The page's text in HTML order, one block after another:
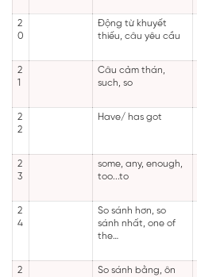
2
0
Động từ khuyết
thiếu, câu yêu cầu
2
1
Câu cảm thán,
such, so
2
2
Have/ has got
2
3
some, any, enough,
too...to
2
4
So sánh hơn, so
sánh nhất, one of
the…
2
So sánh bằng, ôn